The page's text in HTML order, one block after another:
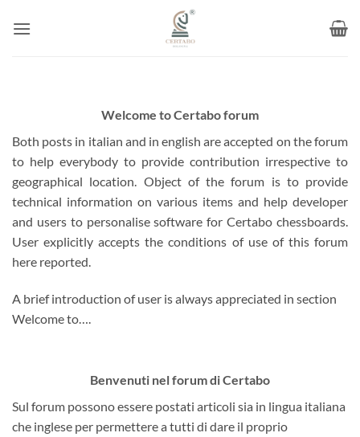
Welcome to Certabo forum
Both posts in italian and in english are accepted on the forum
to help everybody to provide contribution irrespective to
geographical location. Object of the forum is to provide
technical information on various items and help developer
and users to personalise software for Certabo chessboards.
User explicitly accepts the conditions of use of this forum
here reported.
A brief introduction of user is always appreciated in section
Welcome to….
Benvenuti nel forum di Certabo
Sul forum possono essere postati articoli sia in lingua italiana
che inglese per permettere a tutti di dare il proprio